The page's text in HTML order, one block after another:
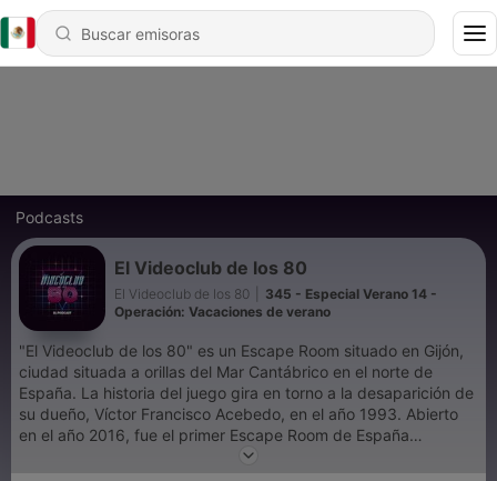
Podcasts
El Videoclub de los 80
El Videoclub de los 80
345 - Especial Verano 14 -
Operación: Vacaciones de verano
"El Videoclub de los 80" es un Escape Room situado en Gijón,
ciudad situada a orillas del Mar Cantábrico en el norte de
España. La historia del juego gira en torno a la desaparición de
su dueño, Víctor Francisco Acebedo, en el año 1993. Abierto
en el año 2016, fue el primer Escape Room de España